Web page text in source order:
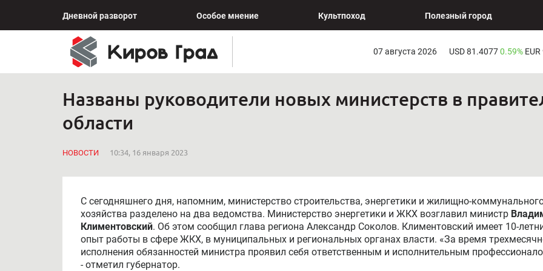
Дневной разворот Особое мнение Культпоход Полезный город
07 августа 2026 USD 81.40770.59%
Названы руководители новых министерств в
области
НОВОСТИ 10:34, 16 января 2023
С сегодняшнего дня, напомним, министерство строительства, энергетики и жилищно-
хозяйства разделено на два ведомства. Министерство энергетики и ЖКХ возглавил министр
Климентовский. Об этом сообщил глава региона Александр Соколов. Климентовский имеет 10-
опыт работы в сфере ЖКХ, в муниципальных и региональных органах власти. «За время
исполнения обязанностей министра проявил себя ответственным и исполнительным
- отметил губернатор.